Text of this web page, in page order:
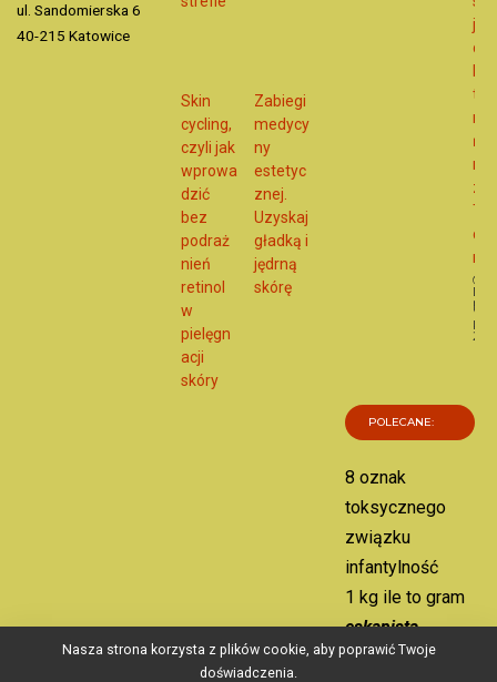
ul. Sandomierska 6
40-215 Katowice
Skin
cycling,
czyli jak
wprowa
dzić
bez
podraż
nień
retinol
w
pielęgn
acji
skóry
Zabiegi
medycy
ny
estetyc
znej.
Uzyskaj
gładką i
jędrną
skórę
jak
1
POLECANE:
8 oznak
toksycznego
związku
infantylność
1 kg ile to gram
eskapista
Nasza strona korzysta z plików cookie, aby poprawić Twoje
doświadczenia.